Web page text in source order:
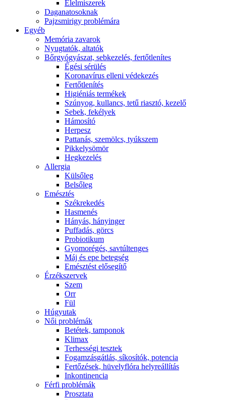
É́lelmiszerek
Daganatosoknak
Pajzsmirigy problémára
Egyéb
Memória zavarok
Nyugtatók, altatók
Bőrgyógyászat, sebkezelés, fertőtlenítes
É́gési sérülés
Koronavírus elleni védekezés
Fertőtlenítés
Higiéniás termékek
Szúnyog, kullancs, tetű riasztó, kezelő
Sebek, fekélyek
Hámosító
Herpesz
Pattanás, szemölcs, tyúkszem
Pikkelysömör
Hegkezelés
Allergia
Külsőleg
Belsőleg
Emésztés
Székrekedés
Hasmenés
Hányás, hányinger
Puffadás, görcs
Probiotikum
Gyomorégés, savtúltenges
Máj és epe betegség
Emésztést elősegítő
Érzékszervek
Szem
Orr
Fül
Húgyutak
Női problémák
Betétek, tamponok
Klimax
Terhességi tesztek
Fogamzásgátlás, síkosítók, potencia
Fertőzések, hüvelyflóra helyreállítás
Inkontinencia
Férfi problémák
Prosztata